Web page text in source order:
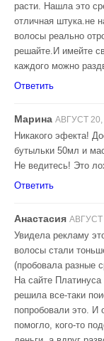
расти. Нашла это
отличная штука.не
волосы реально
решайте.И имейте
каждого можно
Ответить
Марина АВГУСТ 20,
Никакого эфекта!
бутыльки 50мл и
Не ведитесь! Это
Ответить
Анастасия АВГУСТ
Увидела рекламу
волосы стали
(пробовала разные
На сайте
решила все-таки
попробовали это. И
помогло, кого-то